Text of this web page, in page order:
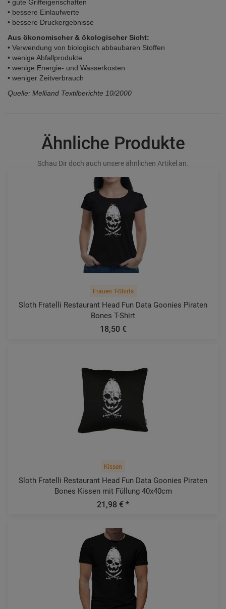
• gute Griffeigenschaften
• bessere Einlaufwerte
• bessere Druckergebnisse
Aus ökonomischer & ökologischer Sicht:
• Verwendung von biologisch abbaubaren Stoffen
• wenige Abfallprodukte
• wenige Energie- und Wasserkosten
• weniger Zeitverbrauch
Quelle: Melliand Textilberichte 10/2000
Ähnliche Produkte
Schau Dir doch auch unsere ähnlichen Artikel an.
Frauen T-Shirts
Sloth Fratelli Restaurant Head Fun Data Goonies Piraten
Bones T-Shirt
18,50 €
Kissen
Sloth Fratelli Restaurant Head Fun Data Goonies Piraten
Bones Kissen mit Füllung 40x40cm
21,98 € *